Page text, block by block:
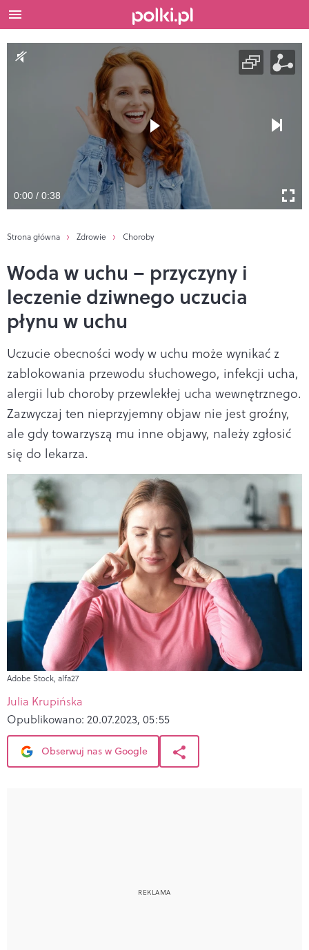
0:00 / 0:38
Strona główna Zdrowie Choroby
Woda w uchu – przyczyny i
leczenie dziwnego uczucia
płynu w uchu
Uczucie obecności wody w uchu może wynikać z
zablokowania przewodu słuchowego, infekcji ucha,
alergii lub choroby przewlekłej ucha wewnętrznego.
Zazwyczaj ten nieprzyjemny objaw nie jest groźny,
ale gdy towarzyszą mu inne objawy, należy zgłosić
się do lekarza.
Adobe Stock, alfa27
Julia Krupińska
Opublikowano: 20.07.2023, 05:55
Obserwuj nas w Google